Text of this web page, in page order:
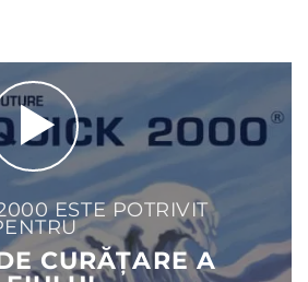
ESTE POTRIVIT
CURĂȚARE A